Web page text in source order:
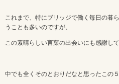
これまで、特にブリッジで働く毎日の暮
うことも多いのですが、
この素晴らしい言葉の出会いにも感謝して
中でも全くそのとおりだなと思ったこの５